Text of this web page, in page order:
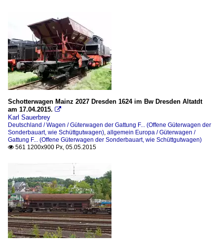
Schotterwagen Mainz 2027 Dresden 1624 im Bw Dresden Altatdt
am 17.04.2015. 
Karl Sauerbrey
Deutschland / Wagen / Güterwagen der Gattung F... (Offene Güterwagen der
Sonderbauart, wie Schüttgutwagen), allgemein Europa / Güterwagen /
Gattung F... (Offene Güterwagen der Sonderbauart, wie Schüttgutwagen)
 561 1200x900 Px, 05.05.2015